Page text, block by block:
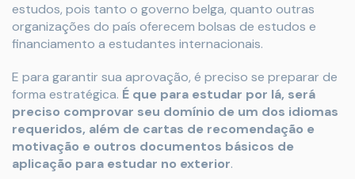
estudos, pois tanto o governo belga, quanto outras
organizações do país oferecem bolsas de estudos e
financiamento a estudantes internacionais.
E para garantir sua aprovação, é preciso se preparar de
forma estratégica. É que para estudar por lá, será
preciso comprovar seu domínio de um dos idiomas
requeridos, além de cartas de recomendação e
motivação e outros documentos básicos de
aplicação para estudar no exterior.